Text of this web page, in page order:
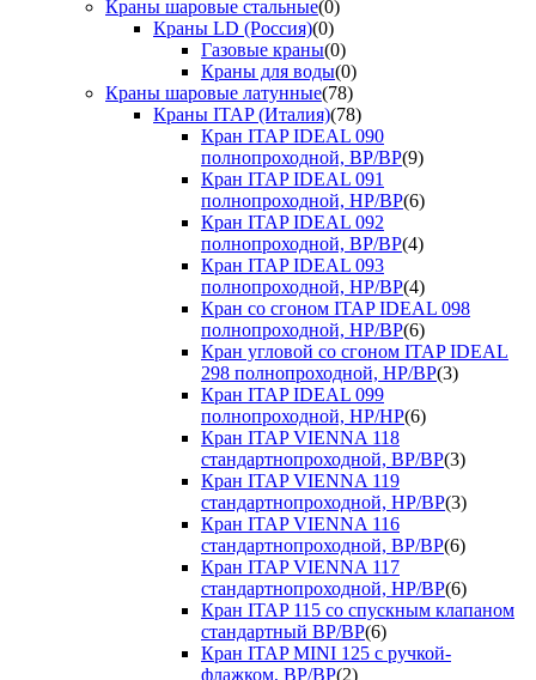
Краны шаровые стальные(0)
Краны LD (Россия)(0)
Газовые краны(0)
Краны для воды(0)
Краны шаровые латунные(78)
Краны ITAP (Италия)(78)
Кран ITAP IDEAL 090
полнопроходной, ВР/ВР(9)
Кран ITAP IDEAL 091
полнопроходной, НР/ВР(6)
Кран ITAP IDEAL 092
полнопроходной, ВР/ВР(4)
Кран ITAP IDEAL 093
полнопроходной, НР/ВР(4)
Кран со сгоном ITAP IDEAL 098
полнопроходной, НР/ВР(6)
Кран угловой со сгоном ITAP IDEAL
298 полнопроходной, НР/ВР(3)
Кран ITAP IDEAL 099
полнопроходной, НР/НР(6)
Кран ITAP VIENNA 118
стандартнопроходной, ВР/ВР(3)
Кран ITAP VIENNA 119
стандартнопроходной, НР/ВР(3)
Кран ITAP VIENNA 116
стандартнопроходной, ВР/ВР(6)
Кран ITAP VIENNA 117
стандартнопроходной, НР/ВР(6)
Кран ITAP 115 со спускным клапаном
стандартный ВР/ВР(6)
Кран ITAP MINI 125 с ручкой-
флажком, ВР/ВР(2)